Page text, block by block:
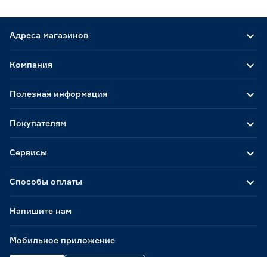
Адреса магазинов
Способы оплаты
Мобильное приложение
Компания
Полезная информация
Покупателям
Сервисы
Напишите нам